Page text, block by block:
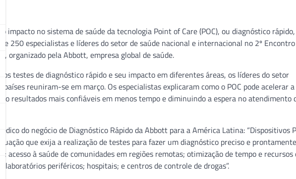
impacto no sistema de saúde da tecnologia Point of Care (POC), ou diagnóstico rápido,
250 especialistas e líderes do setor de saúde nacional e internacional no 2º Encontro
organizado pela Abbott, empresa global de saúde.
testes de diagnóstico rápido e seu impacto em diferentes áreas, os líderes do setor
reuniram-se em março. Os especialistas explicaram como o POC pode acelerar a
resultados mais confiáveis em menos tempo e diminuindo a espera no atendimento
do negócio de Diagnóstico Rápido da Abbott para a América Latina: “Dispositivos
que exija a realização de testes para fazer um diagnóstico preciso e
acesso à saúde de comunidades em regiões remotas; otimização de tempo e recursos
periféricos; hospitais; e centros de controle de drogas”.